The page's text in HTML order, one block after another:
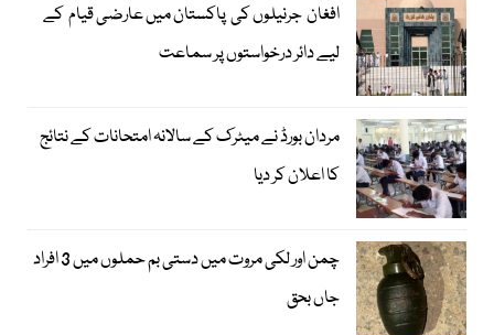
افغان جرنیلوں کی پاکستان میں عارضی قیام کے
لیے دائر درخواستوں پر سماعت
مردان بورڈ نے میٹرک کے سالانہ امتحانات کے نتائج
کا اعلان کر دیا
چمن اور لکی مروت میں دستی بم حملوں میں 3 افراد
جاں بحق